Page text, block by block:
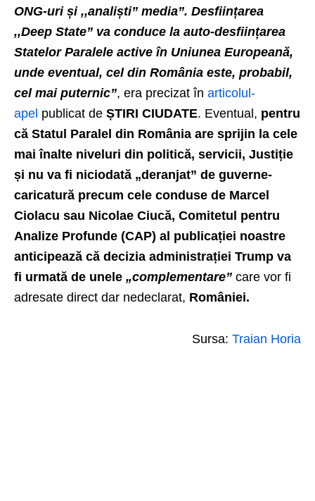
ONG-uri și ,,analiști” media”. Desființarea
,,Deep State” va conduce la auto-desființarea
Statelor Paralele active în Uniunea Europeană,
unde eventual, cel din România este, probabil,
cel mai puternic”, era precizat în articolul-
apel publicat de ȘTIRI CIUDATE. Eventual, pentru
că Statul Paralel din România are sprijin la cele
mai înalte niveluri din politică, servicii, Justiție
și nu va fi niciodată „deranjat” de guverne-
caricatură precum cele conduse de Marcel
Ciolacu sau Nicolae Ciucă, Comitetul pentru
Analize Profunde (CAP) al publicației noastre
anticipează că decizia administrației Trump va
fi urmată de unele „complementare” care vor fi
adresate direct dar nedeclarat, României.
Sursa: Traian Horia